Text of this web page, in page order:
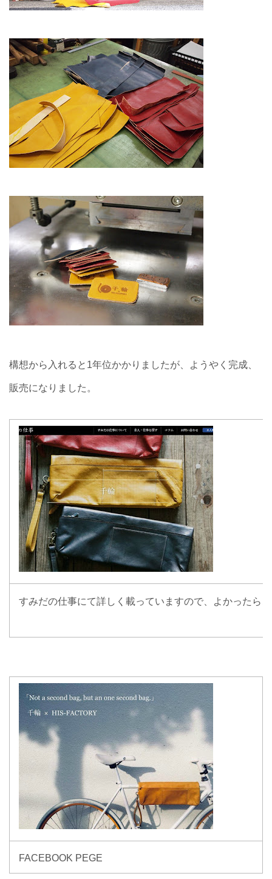
構想から入れると1年位かかりましたが、ようやく完成、
販売になりました。
すみだの仕事にて詳しく載っていますので、よかったら
FACEBOOK PEGE